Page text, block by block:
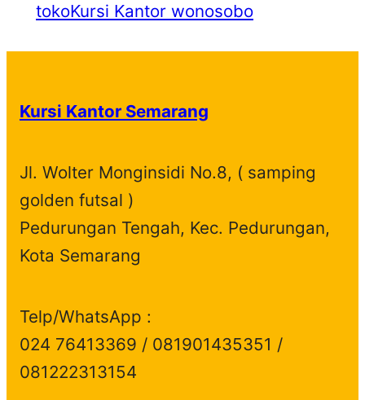
tokoKursi Kantor wonosobo
Kursi Kantor Semarang
Jl. Wolter Monginsidi No.8, ( samping
golden futsal )
Pedurungan Tengah, Kec. Pedurungan,
Kota Semarang
Telp/WhatsApp :
024 76413369 / 081901435351 /
081222313154